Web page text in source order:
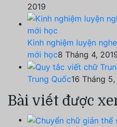
2019
Kinh nghiệm luyện
mới học8 Tháng 4,
Trung Quốc16 Tháng
Bài viết được